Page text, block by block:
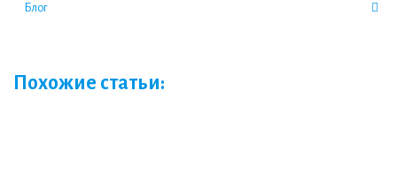
Блог
Похожие статьи: